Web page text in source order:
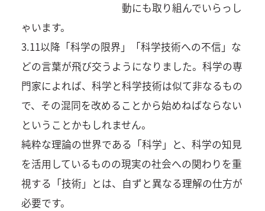
動にも取り組んでいらっし
ゃいます。
3.11以降「科学の限界」「科学技術への不信」な
どの言葉が飛び交うようになりました。科学の専
門家によれば、科学と科学技術は似て非なるもの
で、その混同を改めることから始めねばならない
ということかもしれません。
純粋な理論の世界である「科学」と、科学の知見
を活用しているものの現実の社会への関わりを重
視する「技術」とは、自ずと異なる理解の仕方が
必要です。